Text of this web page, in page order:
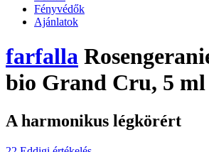
Fényvédők
Ajánlatok
farfalla
bio Grand Cru, 5 ml
A harmonikus légkörért